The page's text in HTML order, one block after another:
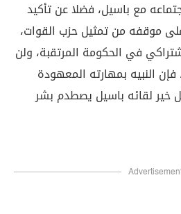
مع باسيل، فضلا عن تأكيد
موقفه من تمثيل حزب القوات،
في الحكومة المرتقبة، ولن
فإن النبيه بمهارته المعهودة
خير لقائه باسيل يصطدم بشر